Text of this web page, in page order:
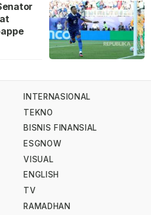
INTERNASIONAL
TEKNO
BISNIS FINANSIAL
ESGNOW
VISUAL
ENGLISH
TV
RAMADHAN